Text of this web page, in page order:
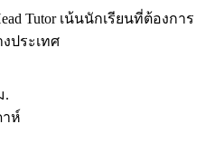
Tutor เน้นนักเรียนที่ต้องการ
งประเทศ
.
าห์